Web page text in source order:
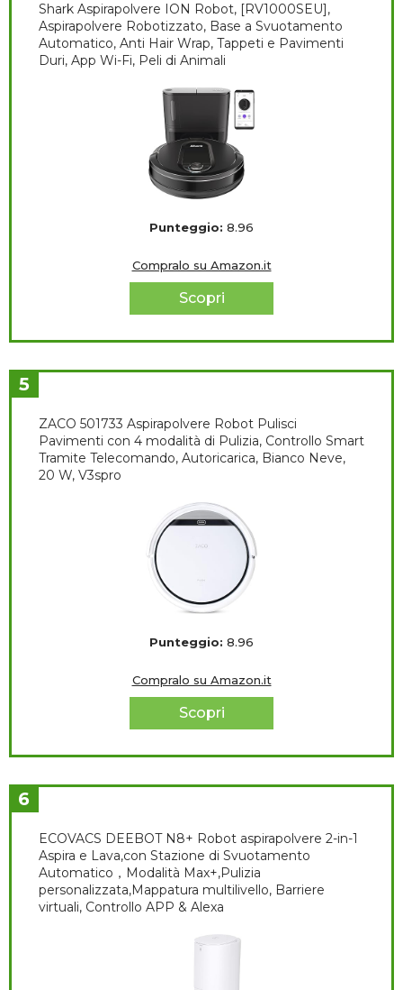
Shark Aspirapolvere ION Robot, [RV1000SEU],
Aspirapolvere Robotizzato, Base a Svuotamento
Automatico, Anti Hair Wrap, Tappeti e Pavimenti
Duri, App Wi-Fi, Peli di Animali
Punteggio: 8.96
Compralo su Amazon.it
Scopri
5
ZACO 501733 Aspirapolvere Robot Pulisci
Pavimenti con 4 modalità di Pulizia, Controllo Smart
Tramite Telecomando, Autoricarica, Bianco Neve,
20 W, V3spro
Punteggio: 8.96
Compralo su Amazon.it
Scopri
6
ECOVACS DEEBOT N8+ Robot aspirapolvere 2-in-1
Aspira e Lava,con Stazione di Svuotamento
Automatico，Modalità Max+,Pulizia
personalizzata,Mappatura multilivello, Barriere
virtuali, Controllo APP & Alexa